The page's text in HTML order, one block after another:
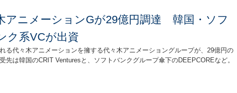
アニメーションGが29億円調達 韓国・ソフ
ク系VCが出資
る代々木アニメーションを擁する代々木アニメーショングループが、29億円の
先は韓国のCRIT Venturesと、ソフトバンクグループ傘下のDEEPCOREなど。